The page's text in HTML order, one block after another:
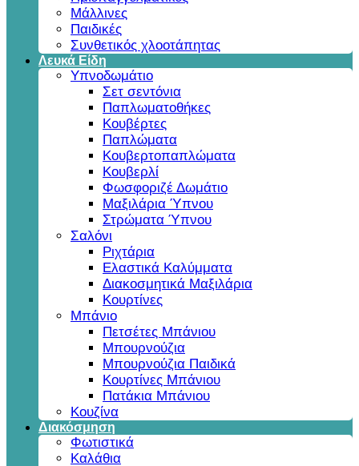
Μάλλινες
Παιδικές
Συνθετικός χλοοτάπητας
Λευκά Είδη
Υπνοδωμάτιο
Σετ σεντόνια
Παπλωματοθήκες
Κουβέρτες
Παπλώματα
Κουβερτοπαπλώματα
Κουβερλί
Φωσφοριζέ Δωμάτιο
Μαξιλάρια Ύπνου
Στρώματα Ύπνου
Σαλόνι
Ριχτάρια
Ελαστικά Καλύμματα
Διακοσμητικά Μαξιλάρια
Κουρτίνες
Μπάνιο
Πετσέτες Μπάνιου
Μπουρνούζια
Μπουρνούζια Παιδικά
Κουρτίνες Μπάνιου
Πατάκια Μπάνιου
Κουζίνα
Διακόσμηση
Φωτιστικά
Καλάθια